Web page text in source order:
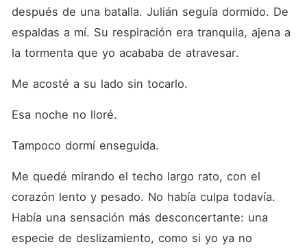
después de una batalla. Julián seguía dormido. De
espaldas a mí. Su respiración era tranquila, ajena a
la tormenta que yo acababa de atravesar.
Me acosté a su lado sin tocarlo.
Esa noche no lloré.
Tampoco dormí enseguida.
Me quedé mirando el techo largo rato, con el
corazón lento y pesado. No había culpa todavía.
Había una sensación más desconcertante: una
especie de deslizamiento, como si yo ya no